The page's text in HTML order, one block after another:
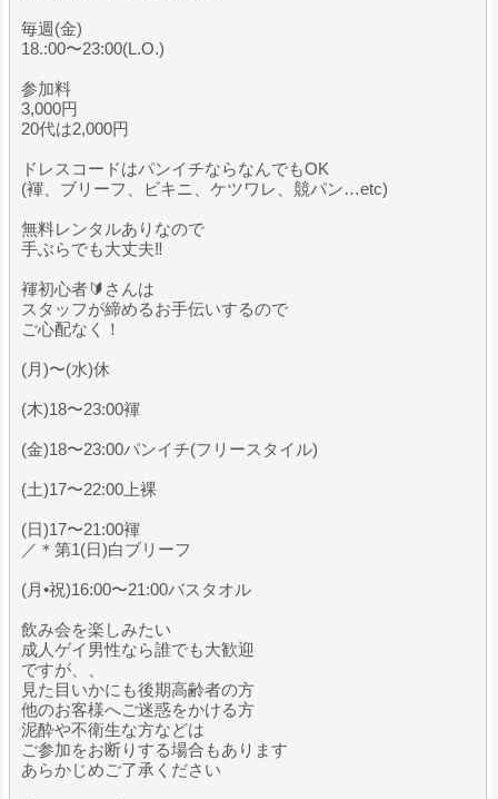
毎週(金)
18.:00〜23:00(L.O.)
参加料
3,000円
20代は2,000円
ドレスコードはパンイチならなんでもOK
(褌、ブリーフ、ビキニ、ケツワレ、競パン…etc)
無料レンタルありなので
手ぶらでも大丈夫‼️
褌初心者🔰さんは
スタッフが締めるお手伝いするので
ご心配なく！
(月)〜(水)休
(木)18〜23:00褌
(金)18〜23:00パンイチ(フリースタイル)
(土)17〜22:00上裸
(日)17〜21:00褌
／＊第1(日)白ブリーフ
(月•祝)16:00〜21:00バスタオル
飲み会を楽しみたい
成人ゲイ男性なら誰でも大歓迎
ですが、、
見た目いかにも後期高齢者の方
他のお客様へご迷惑をかける方
泥酔や不衛生な方などは
ご参加をお断りする場合もあります
あらかじめご了承ください